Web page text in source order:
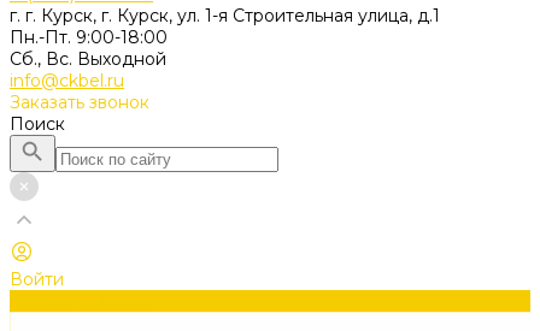
г. г. Курск, г. Курск, ул. 1-я Строительная улица, д.1
Пн.-Пт. 9:00-18:00
Сб., Вс. Выходной
info@ckbel.ru
Заказать звонок
Поиск
Войти